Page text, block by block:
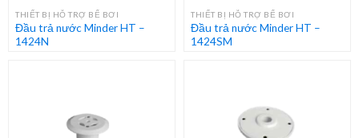
THIẾT BỊ HỖ TRỢ BỂ BƠI
Đầu trả nước Minder HT –
1424N
THIẾT BỊ HỖ TRỢ BỂ BƠI
Đầu trả nước Minder HT –
1424SM